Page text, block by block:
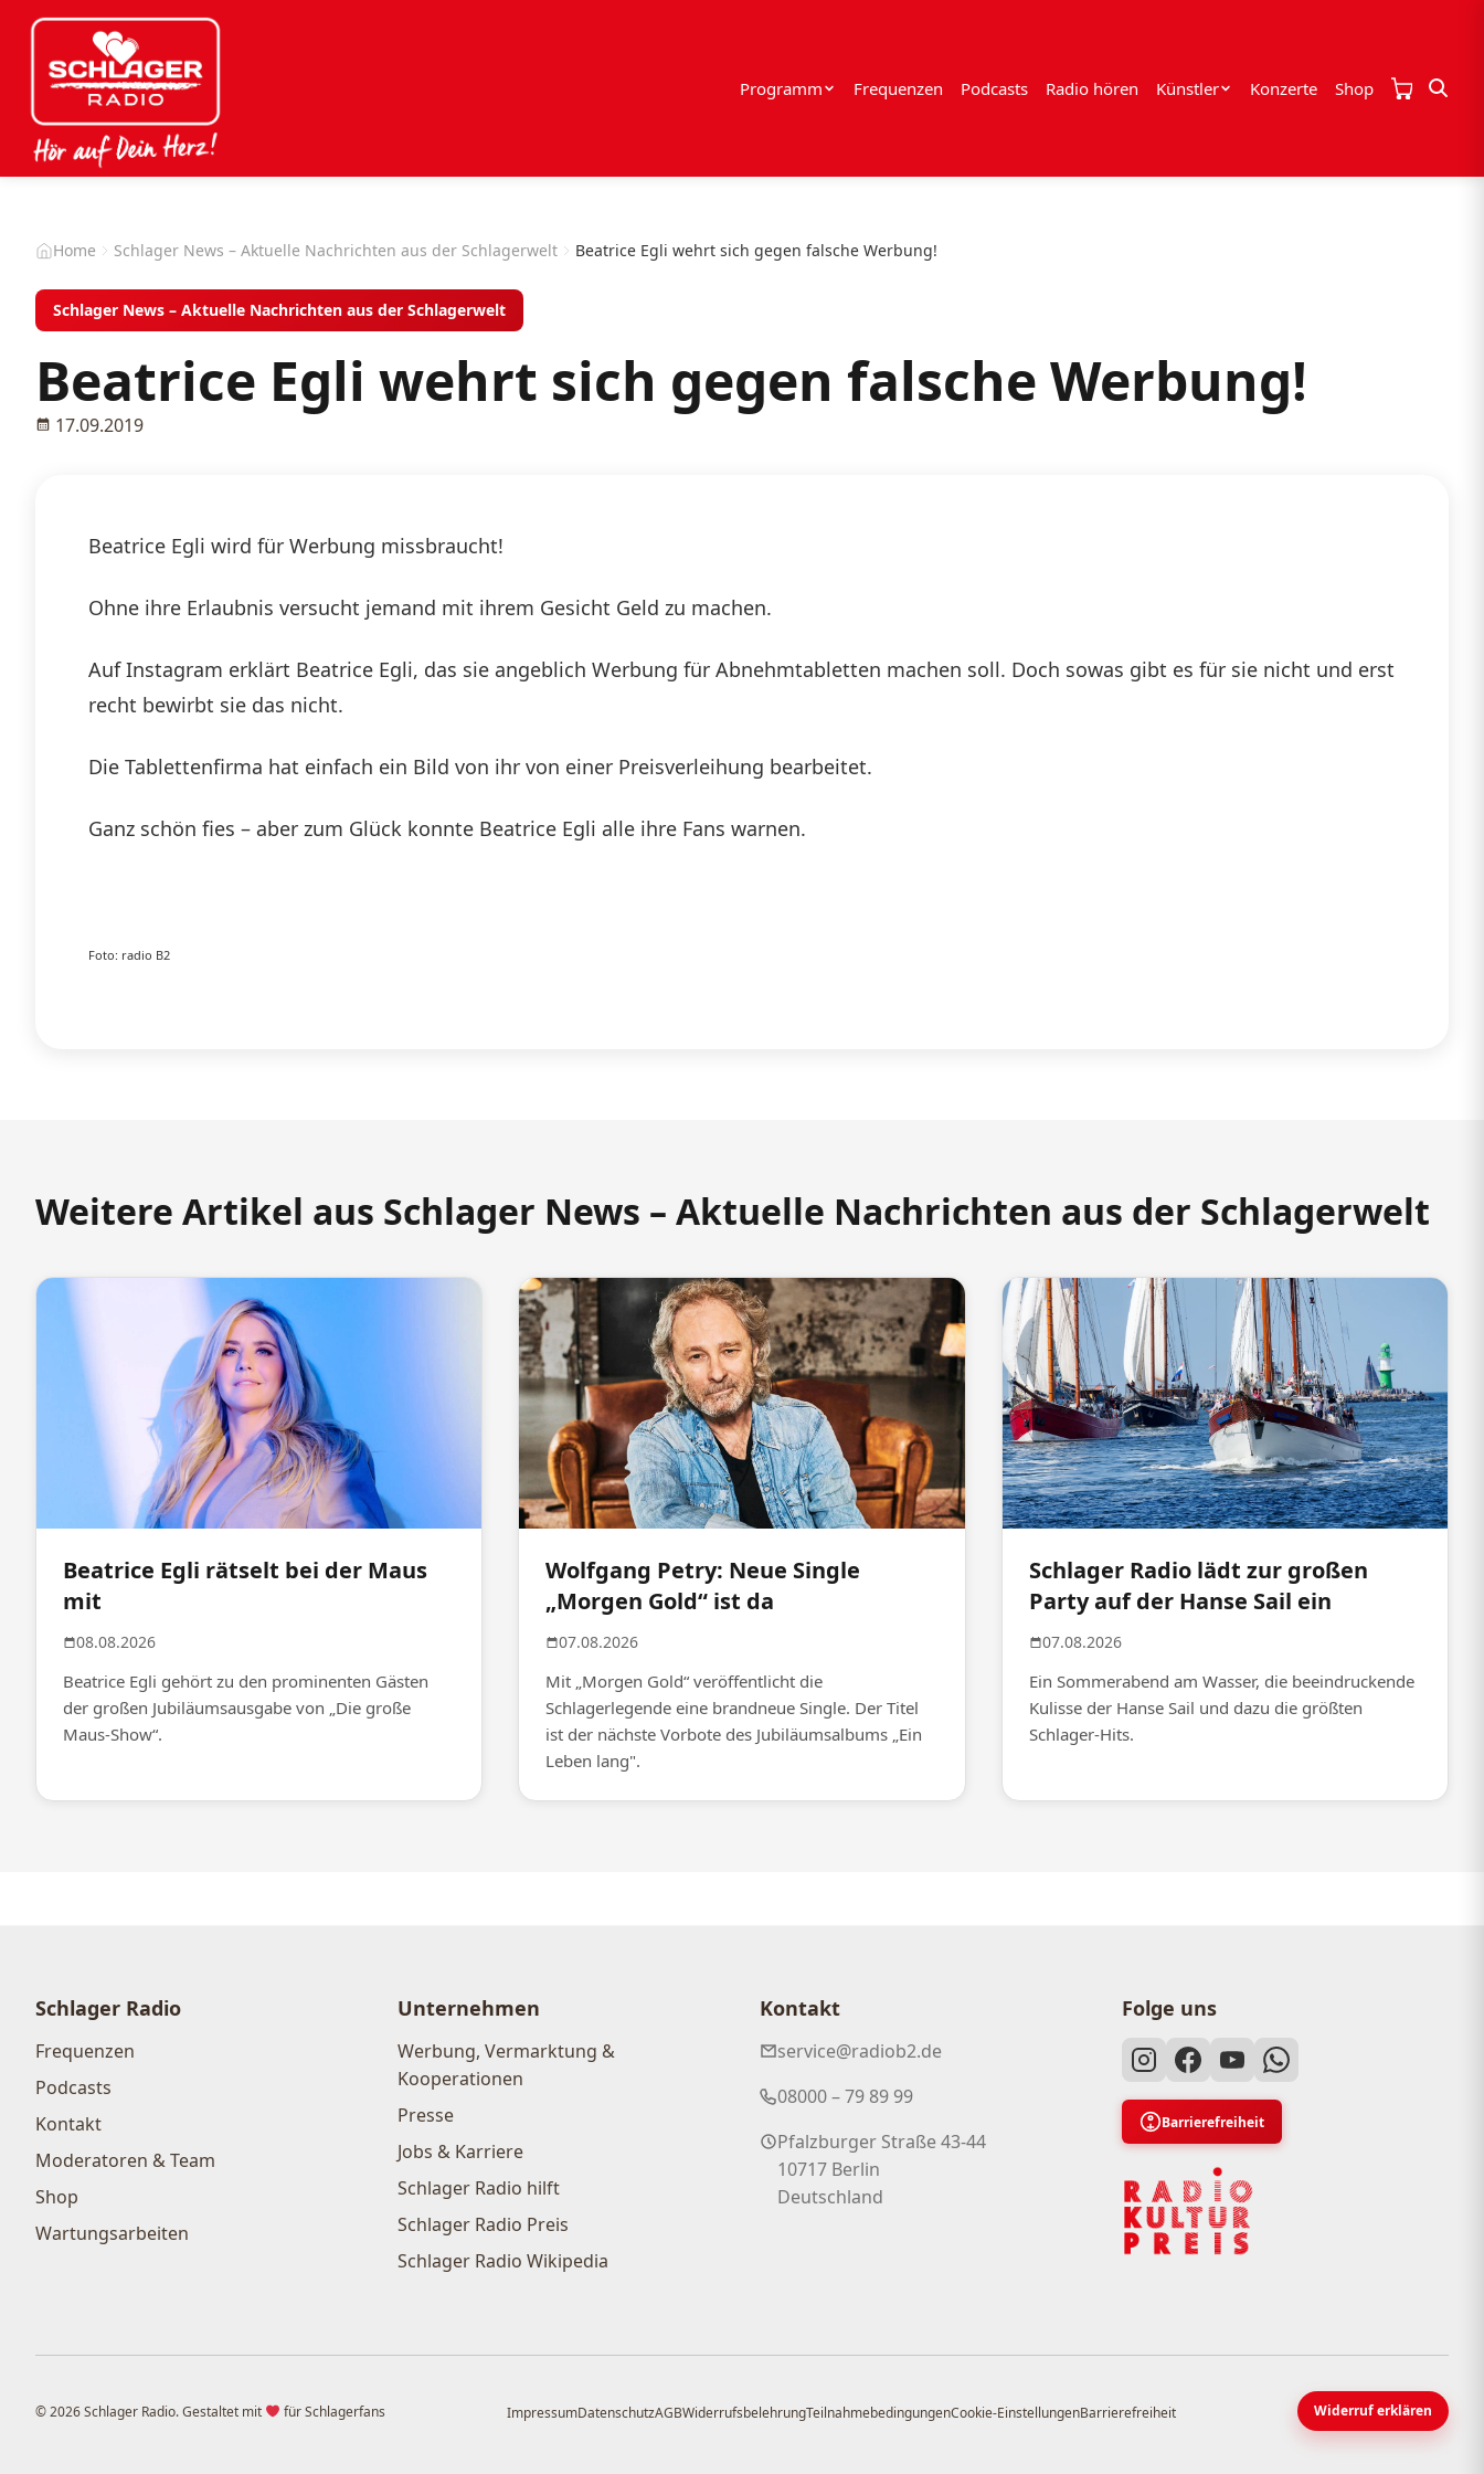
Programm Frequenzen Podcasts Radio hören Künstler Konzerte Shop
Home Schlager News – Aktuelle Nachrichten aus der Schlagerwelt Beatrice Egli wehrt sich gegen falsche Werbung!
Schlager News – Aktuelle Nachrichten aus der Schlagerwelt
Beatrice Egli wehrt sich gegen falsche Werbung!
17.09.2019
Beatrice Egli wird für Werbung missbraucht!
Ohne ihre Erlaubnis versucht jemand mit ihrem Gesicht Geld zu machen.
Auf Instagram erklärt Beatrice Egli, das sie angeblich Werbung für Abnehmtabletten machen soll. Doch sowas gibt es für sie nicht und erst
recht bewirbt sie das nicht.
Die Tablettenfirma hat einfach ein Bild von ihr von einer Preisverleihung bearbeitet.
Ganz schön fies – aber zum Glück konnte Beatrice Egli alle ihre Fans warnen.
Foto: radio B2
Weitere Artikel aus Schlager News – Aktuelle Nachrichten aus der Schlagerwelt
Beatrice Egli rätselt bei der Maus
mit
08.08.2026
Beatrice Egli gehört zu den prominenten Gästen
der großen Jubiläumsausgabe von „Die große
Maus-Show“.
Wolfgang Petry: Neue Single
„Morgen Gold“ ist da
07.08.2026
Mit „Morgen Gold“ veröffentlicht die
Schlagerlegende eine brandneue Single. Der Titel
ist der nächste Vorbote des Jubiläumsalbums „Ein
Leben lang".
Schlager Radio lädt zur großen
Party auf der Hanse Sail ein
07.08.2026
Ein Sommerabend am Wasser, die beeindruckende
Kulisse der Hanse Sail und dazu die größten
Schlager-Hits.
Schlager Radio
Frequenzen
Podcasts
Kontakt
Moderatoren & Team
Shop
Wartungsarbeiten
Unternehmen
Werbung, Vermarktung &
Kooperationen
Presse
Jobs & Karriere
Schlager Radio hilft
Schlager Radio Preis
Schlager Radio Wikipedia
Kontakt
service@radiob2.de
08000 – 79 89 99
Pfalzburger Straße 43-44
10717 Berlin
Deutschland
Folge uns
Barrierefreiheit
© 2026 Schlager Radio. Gestaltet mit für Schlagerfans ImpressumDatenschutzAGBWiderrufsbelehrungTeilnahmebedingungenCookie-EinstellungenBarrierefreiheit Widerruf erklären